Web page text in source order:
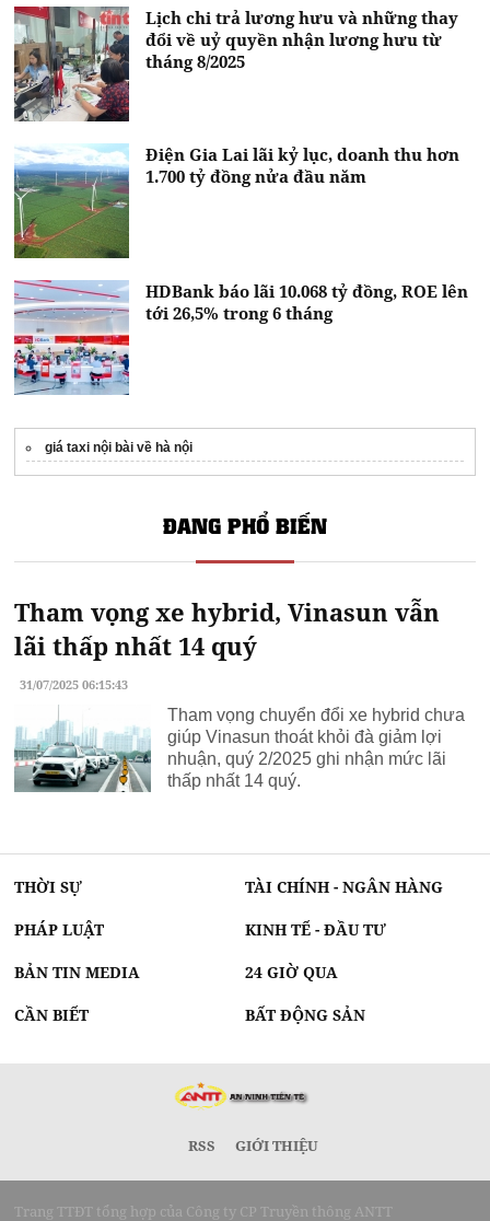
Lịch chi trả lương hưu và những thay
đổi về uỷ quyền nhận lương hưu từ
tháng 8/2025
Điện Gia Lai lãi kỷ lục, doanh thu hơn
1.700 tỷ đồng nửa đầu năm
HDBank báo lãi 10.068 tỷ đồng, ROE lên
tới 26,5% trong 6 tháng
giá taxi nội bài về hà nội
ĐANG PHỔ BIẾN
Tham vọng xe hybrid, Vinasun vẫn
lãi thấp nhất 14 quý
31/07/2025 06:15:43
Tham vọng chuyển đổi xe hybrid chưa
giúp Vinasun thoát khỏi đà giảm lợi
nhuận, quý 2/2025 ghi nhận mức lãi
thấp nhất 14 quý.
THỜI SỰ TÀI CHÍNH - NGÂN HÀNG
PHÁP LUẬT KINH TẾ - ĐẦU TƯ
BẢN TIN MEDIA 24 GIỜ QUA
CẦN BIẾT BẤT ĐỘNG SẢN
RSS GIỚI THIỆU
Trang TTĐT tổng hợp của Công ty CP Truyền thông ANTT